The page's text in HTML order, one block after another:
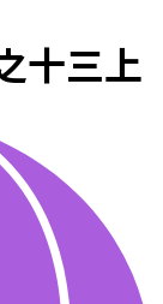
十三上